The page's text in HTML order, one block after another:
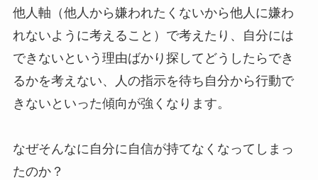
他人軸（他人から嫌われたくないから他人に嫌わ
れないように考えること）で考えたり、自分には
できないという理由ばかり探してどうしたらでき
るかを考えない、人の指示を待ち自分から行動で
きないといった傾向が強くなります。
なぜそんなに自分に自信が持てなくなってしまっ
たのか？